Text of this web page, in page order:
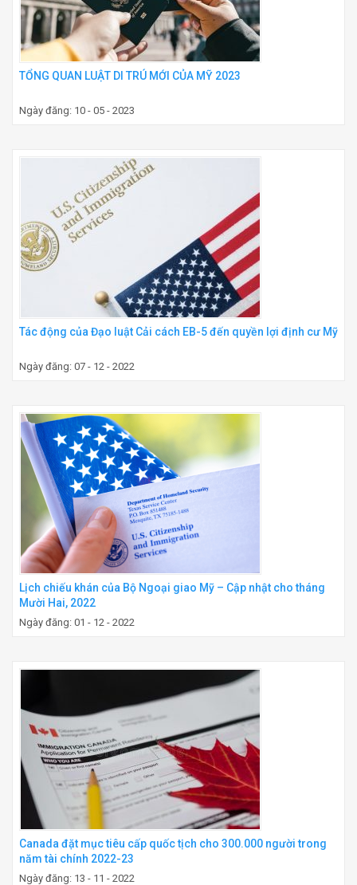
TỔNG QUAN LUẬT DI TRÚ MỚI CỦA MỸ 2023
Ngày đăng: 10 - 05 - 2023
Tác động của Đạo luật Cải cách EB-5 đến quyền lợi định cư Mỹ
Ngày đăng: 07 - 12 - 2022
Lịch chiếu khán của Bộ Ngoại giao Mỹ – Cập nhật cho tháng
Mười Hai, 2022
Ngày đăng: 01 - 12 - 2022
Canada đặt mục tiêu cấp quốc tịch cho 300.000 người trong
năm tài chính 2022-23
Ngày đăng: 13 - 11 - 2022